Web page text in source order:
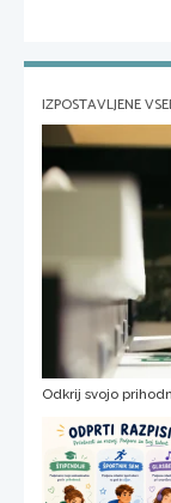
IZPOSTAVLJENE
Odkrij svojo